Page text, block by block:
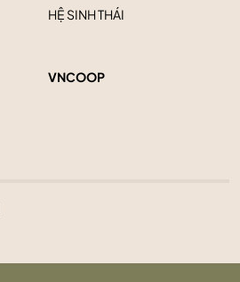
HỆ SINH THÁI
VNCOOP